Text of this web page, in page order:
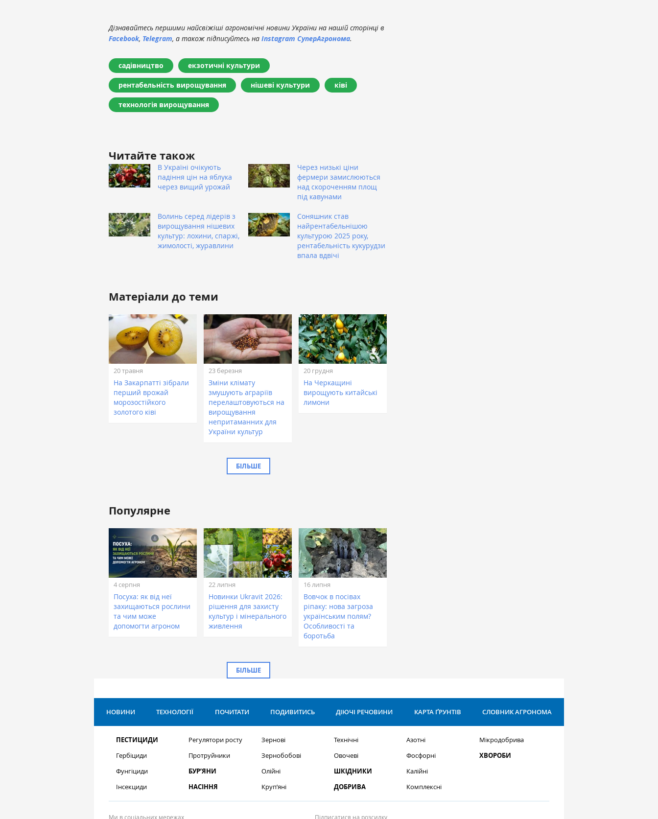
Дізнавайтесь першими найсвіжіші агрономічні новини України на нашій сторінці в
Facebook, Telegram, а також підписуйтесь на Instagram СуперАгронома.
садівництво екзотичні культури
рентабельність вирощування нішеві культури ківі
технологія вирощування
Читайте також
В Україні очікують
падіння цін на яблука
через вищий урожай
Через низькі ціни
фермери замислюються
над скороченням площ
під кавунами
Волинь серед лідерів з
вирощування нішевих
культур: лохини, спаржі,
жимолості, журавлини
Соняшник став
найрентабельнішою
культурою 2025 року,
рентабельність кукурудзи
впала вдвічі
Матеріали до теми
20 травня
На Закарпатті зібрали
перший врожай
морозостійкого
золотого ківі
23 березня
Зміни клімату
змушують аграріїв
перелаштовуються на
вирощування
непритаманних для
України культур
20 грудня
На Черкащині
вирощують китайські
лимони
БІЛЬШЕ
Популярне
4 серпня
Посуха: як від неї
захищаються рослини
та чим може
допомогти агроном
22 липня
Новинки Ukravit 2026:
рішення для захисту
культур і мінерального
живлення
16 липня
Вовчок в посівах
ріпаку: нова загроза
українським полям?
Особливості та
боротьба
БІЛЬШЕ
НОВИНИ ТЕХНОЛОГІЇ ПОЧИТАТИ ПОДИВИТИСЬ ДІЮЧІ РЕЧОВИНИ КАРТА ҐРУНТІВ СЛОВНИК АГРОНОМА
ПЕСТИЦИДИ
Гербіциди
Фунгіциди
Інсекциди
Регулятори росту
Протруйники
БУР’ЯНИ
НАСІННЯ
Зернові
Зернобобові
Олійні
Круп’яні
Технічні
Овочеві
ШКІДНИКИ
ДОБРИВА
Азотні
Фосфорні
Калійні
Комплексні
Мікродобрива
ХВОРОБИ
Ми в соціальних мережах Підписатися на розсилку